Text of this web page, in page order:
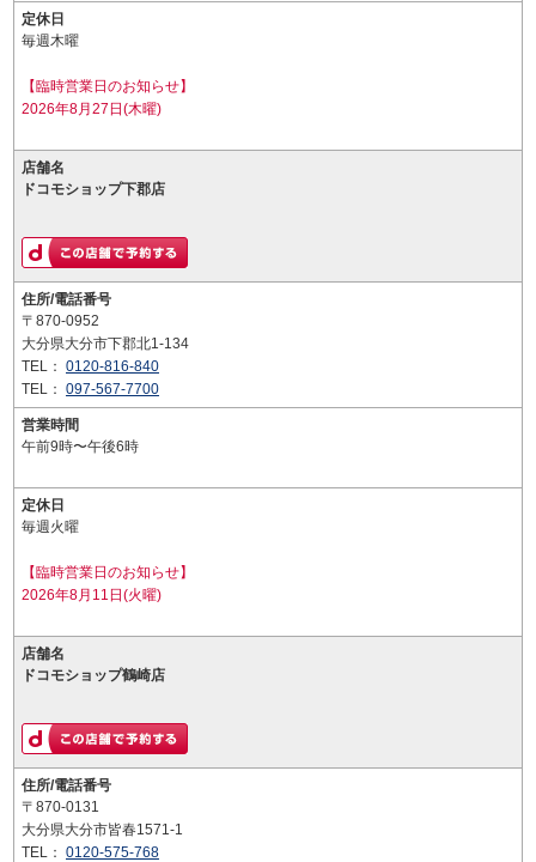
定休日
毎週木曜
【臨時営業日のお知らせ】
2026年8月27日(木曜)
店舗名
ドコモショップ下郡店
住所/電話番号
〒870-0952
大分県大分市下郡北1-134
TEL： 0120-816-840
TEL： 097-567-7700
営業時間
午前9時〜午後6時
定休日
毎週火曜
【臨時営業日のお知らせ】
2026年8月11日(火曜)
店舗名
ドコモショップ鶴崎店
住所/電話番号
〒870-0131
大分県大分市皆春1571-1
TEL： 0120-575-768